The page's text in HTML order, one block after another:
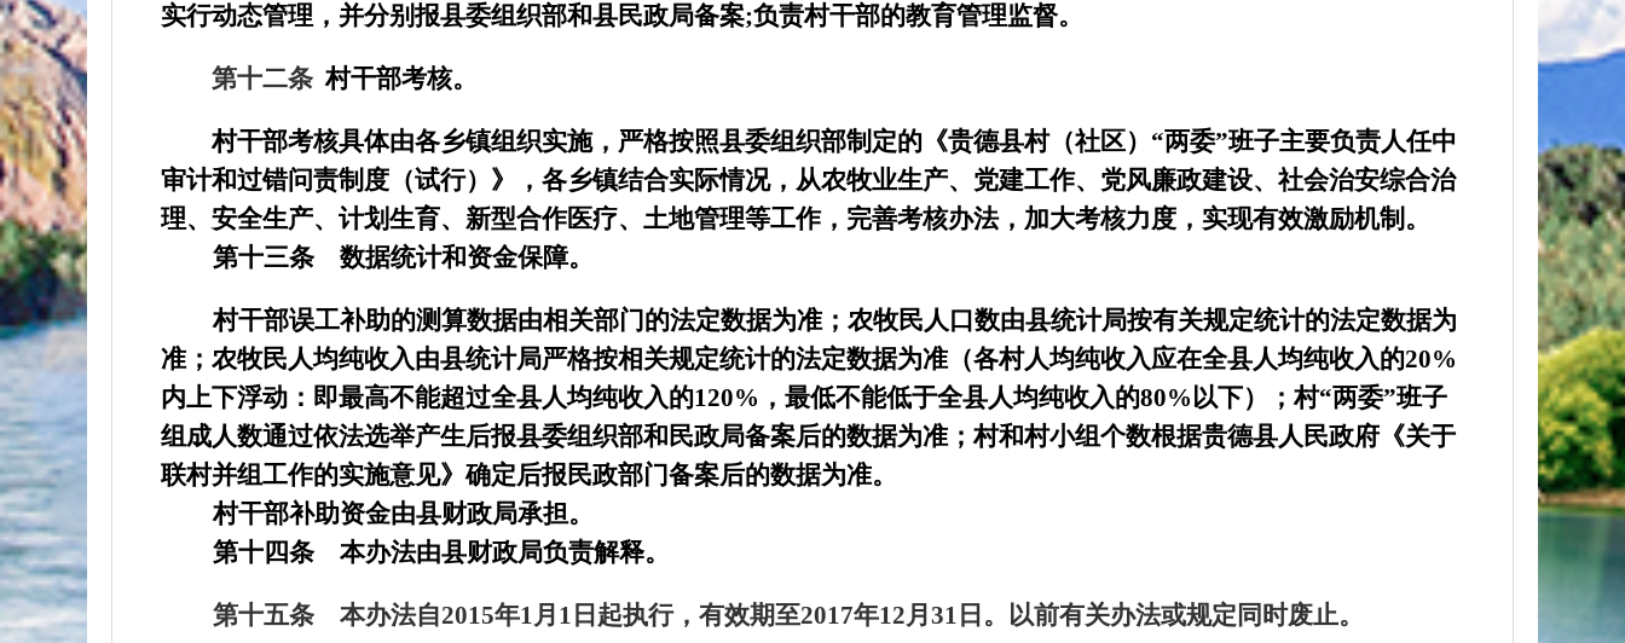
实行动态管理，并分别报县委组织部和县民政局备案;负责村干部的教育管理监督。
第十二条 村干部考核。
村干部考核具体由各乡镇组织实施，严格按照县委组织部制定的《贵德县村（社区）“两委”班子主要负责人任中
审计和过错问责制度（试行）》，各乡镇结合实际情况，从农牧业生产、党建工作、党风廉政建设、社会治安综合治
理、安全生产、计划生育、新型合作医疗、土地管理等工作，完善考核办法，加大考核力度，实现有效激励机制。
第十三条
数据统计和资金保障。
村干部误工补助的测算数据由相关部门的法定数据为准；农牧民人口数由县统计局按有关规定统计的法定数据为
准；农牧民人均纯收入由县统计局严格按相关规定统计的法定数据为准（各村人均纯收入应在全县人均纯收入的20%
内上下浮动：即最高不能超过全县人均纯收入的120% ，最低不能低于全县人均纯收入的80%以下）；村“两委”班子
组成人数通过依法选举产生后报县委组织部和民政局备案后的数据为准；村和村小组个数根据贵德县人民政府《关于
联村并组工作的实施意见》确定后报民政部门备案后的数据为准。
村干部补助资金由县财政局承担。
第十四条
本办法由县财政局负责解释。
第十五条 本办法自2015年1月 1 日起执行，有效期至2017年12月 31 日。以前有关办法或规定同时废止。